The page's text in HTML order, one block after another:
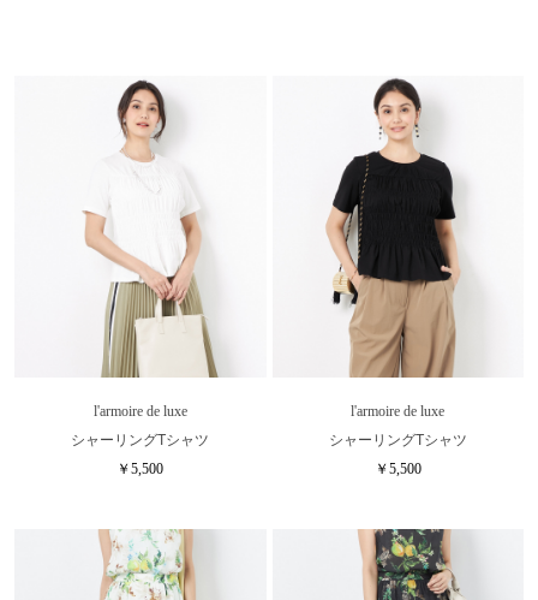
l'armoire de luxe
シャーリングTシャツ
￥5,500
l'armoire de luxe
シャーリングTシャツ
￥5,500